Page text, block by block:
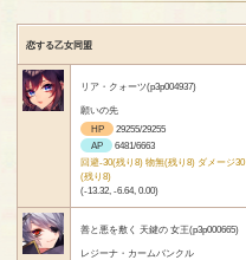
恋する乙女同盟
リア・クォーツ(p3p004937)
願いの先
HP
29255/29255
AP
6481/6663
回避-30(残り8) 物無(残り8) ダメージ30
(残り8)
(-13.32, -6.64, 0.00)
善と悪を敷く 天鍵の 女王(p3p000665)
レジーナ・カームバンクル